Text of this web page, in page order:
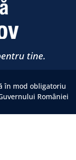
tine.
în mod obligatoriu
României